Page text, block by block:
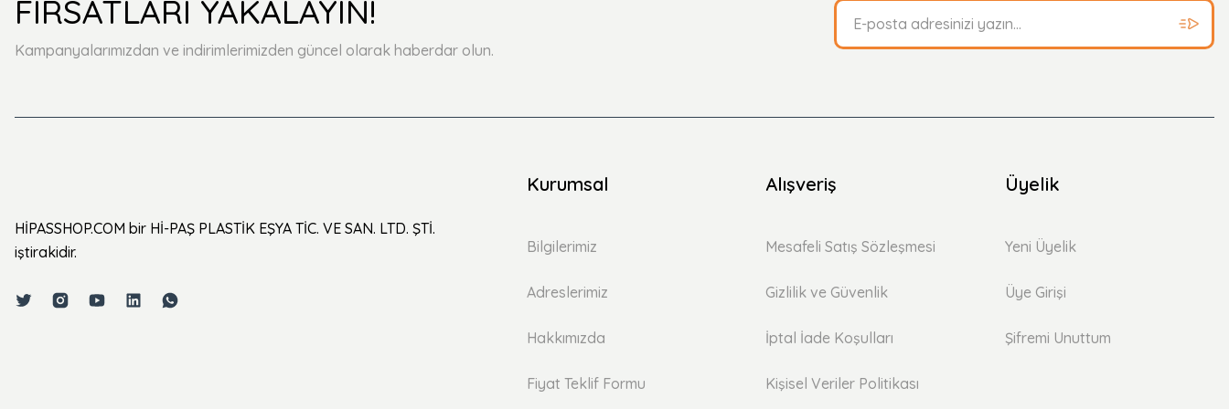
FIRSATLARI YAKALAYIN!
Kampanyalarımızdan ve indirimlerimizden güncel olarak haberdar olun.
HİPASSHOP.COM bir Hİ-PAŞ PLASTİK EŞYA TİC. VE SAN. LTD. ŞTİ.
iştirakidir.
Kurumsal
Bilgilerimiz
Adreslerimiz
Hakkımızda
Fiyat Teklif Formu
Alışveriş
Mesafeli Satış Sözleşmesi
Gizlilik ve Güvenlik
İptal İade Koşulları
Kişisel Veriler Politikası
Üyelik
Yeni Üyelik
Üye Girişi
Şifremi Unuttum